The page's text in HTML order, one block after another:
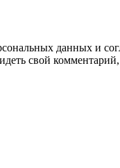
данных и
свой комментарий,